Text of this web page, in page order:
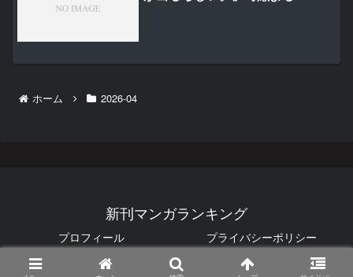
ホーム 2026-04
新刊マンガランキング
プロフィール
プライバシーポリシー
© 2025 新刊マンガランキング.